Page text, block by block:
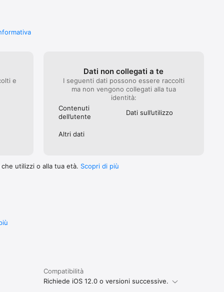
e
Dati non collegati a te
I seguenti dati possono essere raccolti
ma non vengono collegati alla tua
identità:
Contenuti
dell’utente
Dati sull’utilizzo
Altri dati
utilizzi o alla tua età. Scopri di più
Compatibilità
Richiede iOS 12.0 o versioni successive.